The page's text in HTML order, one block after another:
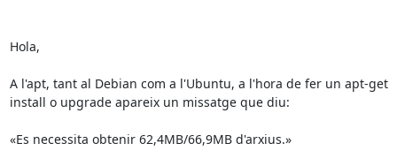
Hola,
A l'apt, tant al Debian com a l'Ubuntu, a l'hora de fer un apt-get
install o upgrade apareix un missatge que diu:
«Es necessita obtenir 62,4MB/66,9MB d'arxius.»